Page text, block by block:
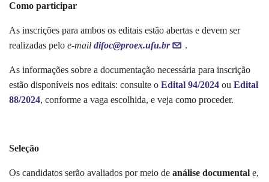
Como participar
As inscrições para ambos os editais estão abertas e devem ser
realizadas pelo e-mail difoc@proex.ufu.br .
As informações sobre a documentação necessária para inscrição
estão disponíveis nos editais: consulte o Edital 94/2024 ou Edital
88/2024, conforme a vaga escolhida, e veja como proceder.
Seleção
Os candidatos serão avaliados por meio de análise documental e,